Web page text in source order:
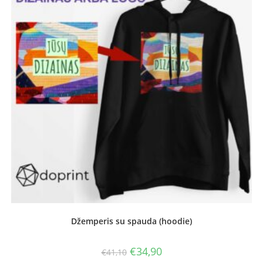
Džemperis su spauda (hoodie)
€41,10 Original
price
€34,90Current
price